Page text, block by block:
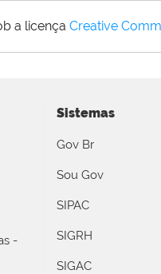
a licença Creative
-
Sistemas
Gov Br
Sou Gov
SIPAC
SIGRH
SIGAC